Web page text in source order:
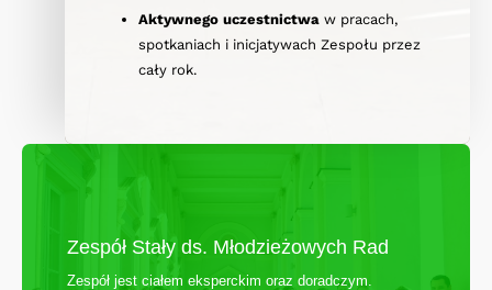
Aktywnego uczestnictwaw pracach,
spotkaniach i inicjatywach Zespołu przez
cały rok.
Zespół Stały ds. Młodzieżowych Rad
Zespół jest ciałem eksperckim oraz doradczym.